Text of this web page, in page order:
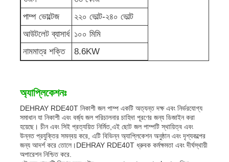
শব্দরোধী জেনারেটর সেট
বাড়ির ব্যবহারের জন্য জেনারেটর
ক্যানোপি জেনারেটর সেট
নিম্ন শব্দ জেনারেটর
জেনারেটর রক্ষণাবেক্ষণ
পাম্প ভোল্টেজ
২২০ ভোল্ট-২৪০ ভোল্ট
আউটলেট ব্যাসার্ধ ১০০ মিমি
নামমাত্র শক্তি
8.6KW
অ্যাপ্লিকেশনঃ
DEHRAY RDE40T নিকাশী জল পাম্প একটি অত্যন্ত দক্ষ এবং নির্ভরযোগ্য
সমাধান যা নিকাশী এবং বর্জ্য জল পরিচালনার চাহিদা পূরণের জন্য ডিজাইন করা
হয়েছে। চীন এবং সিই প্রত্যয়িত নির্মিত,এই ছোট জল পাম্পটি স্থায়িত্ব এবং
উন্নত প্রযুক্তির সমন্বয় করে, এটি বিভিন্ন অ্যাপ্লিকেশন অনুষ্ঠান এবং দৃশ্যকল্পের
জন্য আদর্শ করে তোলে।DEHRAY RDE40T ধ্রুবক কর্মক্ষমতা এবং দীর্ঘস্থায়ী
অপারেশন নিশ্চিত করে.